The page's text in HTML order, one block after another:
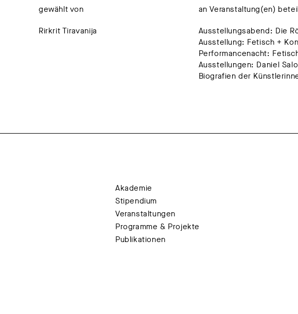
gewählt von
Rirkrit Tiravanija
an Veranstaltung(en)
Ausstellungsabend: Die
Ausstellung: Fetisch +
Performancenacht:
Ausstellungen: Daniel
Biografien der
Akademie
Stipendium
Veranstaltungen
Programme & Projekte
Publikationen